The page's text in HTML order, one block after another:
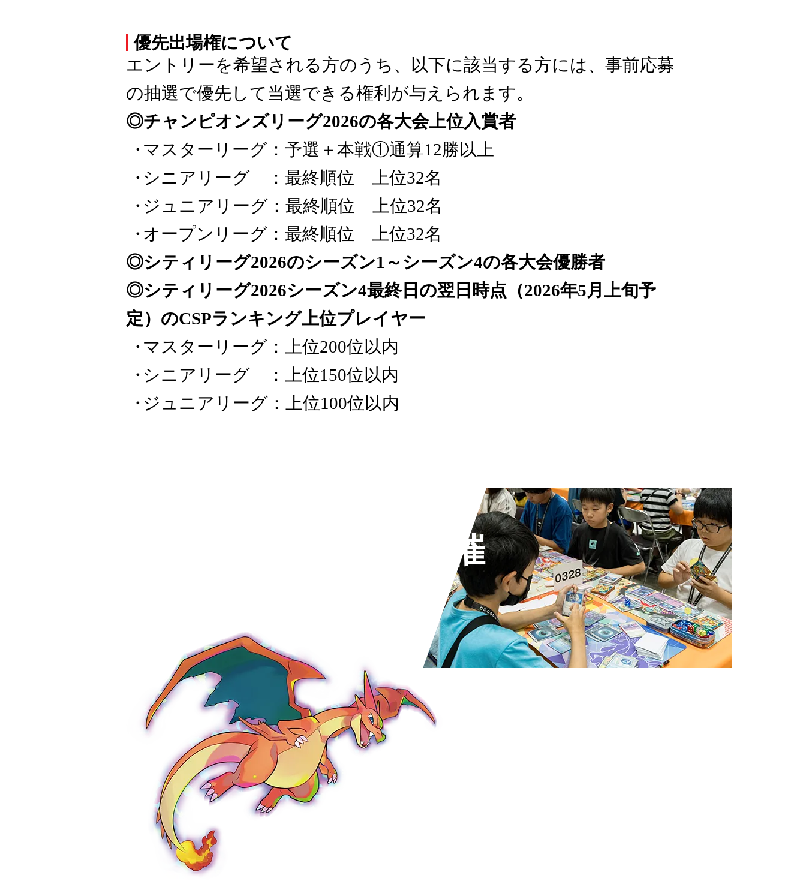
優先出場権について
エントリーを希望される方のうち、以下に該当する方には、事前応募
の抽選で優先して当選できる権利が与えられます。
◎チャンピオンズリーグ2026の各大会上位入賞者
マスターリーグ：予選＋本戦①通算12勝以上
シニアリーグ ：最終順位 上位32名
ジュニアリーグ：最終順位 上位32名
オープンリーグ：最終順位 上位32名
◎シティリーグ2026のシーズン1～シーズン4の各大会優勝者
◎シティリーグ2026シーズン4最終日の翌日時点（2026年5月上旬予
定）のCSPランキング上位プレイヤー
マスターリーグ：上位200位以内
シニアリーグ ：上位150位以内
ジュニアリーグ：上位100位以内
開催